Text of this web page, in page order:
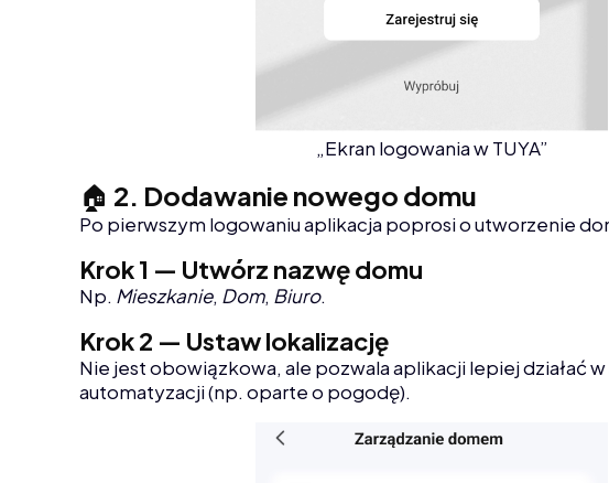
„Ekran logowania w TUYA”
🏠 2. Dodawanie nowego domu
Po pierwszym logowaniu aplikacja poprosi o utworzenie
Krok 1 — Utwórz nazwę domu
Np. Mieszkanie, Dom, Biuro.
Krok 2 — Ustaw lokalizację
Nie jest obowiązkowa, ale pozwala aplikacji lepiej działać
automatyzacji (np. oparte o pogodę).